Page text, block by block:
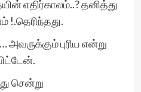
எதிர்காலம்..? தனித்து
!.தெரிந்தது.
புரிய என்று
சென்று